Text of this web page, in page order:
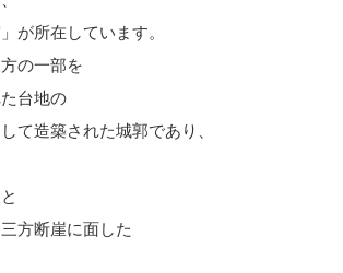
が所在しています。
の一部を
台地の
て造築された城郭であり、
方断崖に面した